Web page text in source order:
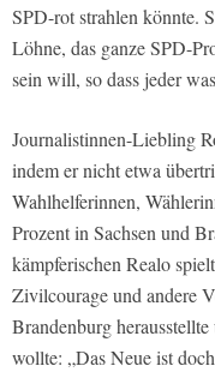
SPD-rot strahlen könnte.
Löhne, das ganze SPD-
sein will, so dass jeder
Journalistinnen-Liebling
indem er nicht etwa
Wahlhelferinnen,
Prozent in Sachsen und
kämpferischen Realo
Zivilcourage und andere
Brandenburg
wollte: „Das Neue ist